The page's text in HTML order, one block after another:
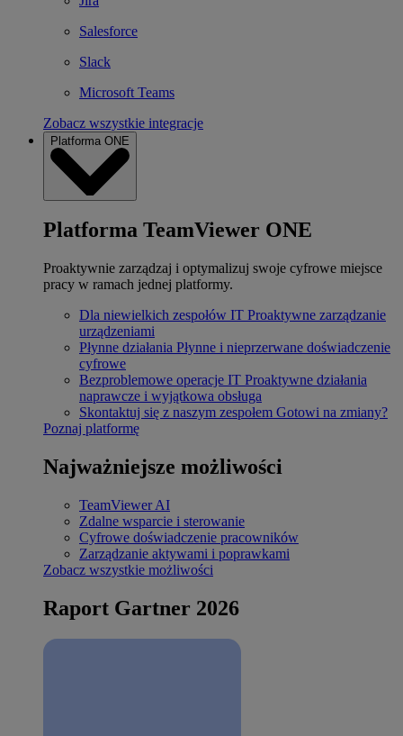
Salesforce
Slack
Microsoft Teams
Zobacz wszystkie integracje
Platforma ONE
Platforma TeamViewer ONE
Proaktywnie zarządzaj i optymalizuj swoje cyfrowe miejsce
pracy w ramach jednej platformy.
Dla niewielkich zespołów IT Proaktywne zarządzanie
urządzeniami
Płynne działania Płynne i nieprzerwane doświadczenie
cyfrowe
Bezproblemowe operacje IT Proaktywne działania
naprawcze i wyjątkowa obsługa
Skontaktuj się z naszym zespołem Gotowi na zmiany?
Poznaj platformę
Najważniejsze możliwości
TeamViewer AI
Zdalne wsparcie i sterowanie
Cyfrowe doświadczenie pracowników
Zarządzanie aktywami i poprawkami
Zobacz wszystkie możliwości
Raport Gartner 2026